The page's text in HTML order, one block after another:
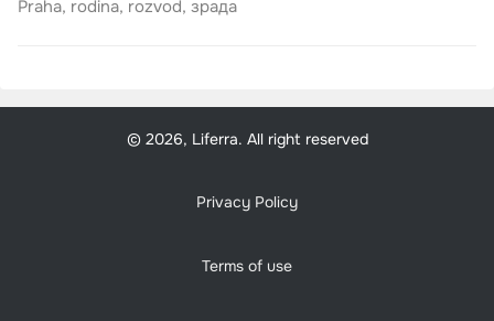
Praha, rodina, rozvod, зрада
© 2026, Liferra. All right reserved
Privacy Policy
Terms of use